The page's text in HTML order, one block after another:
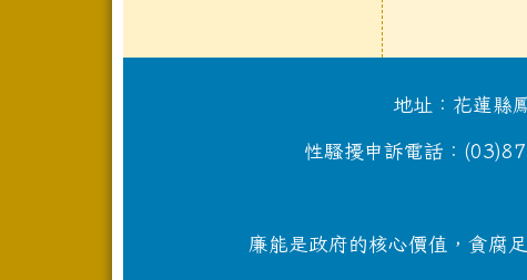
地址：花蓮縣
性騷擾申訴電話：
廉能是政府的核心價值，貪腐